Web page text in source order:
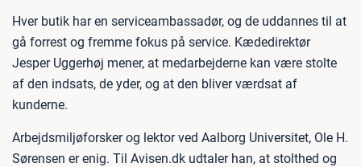
Hver butik har en serviceambassadør, og de uddannes til at
gå forrest og fremme fokus på service. Kædedirektør
Jesper Uggerhøj mener, at medarbejderne kan være stolte
af den indsats, de yder, og at den bliver værdsat af
kunderne.
Arbejdsmiljøforsker og lektor ved Aalborg Universitet, Ole H.
Sørensen er enig. Til Avisen.dk udtaler han, at stolthed og